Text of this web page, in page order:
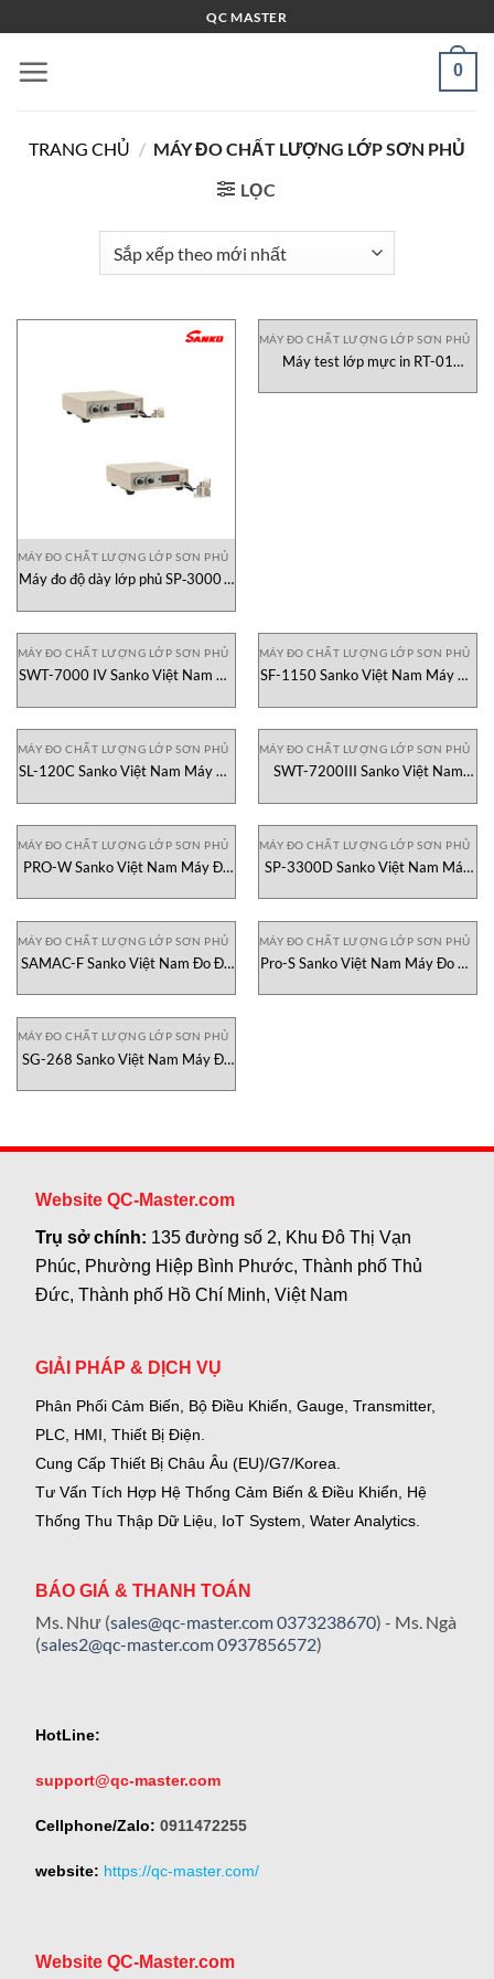
qua
nội
QC MASTER
0
TRANG CHỦ / MÁY ĐO CHẤT LƯỢNG LỚP SƠN PHỦ
LỌC
MÁY ĐO CHẤT LƯỢNG LỚP SƠN PHỦ
Máy đo độ dày lớp phủ SP‑3000 D
MÁY ĐO CHẤT LƯỢNG LỚP SƠN PHỦ
Máy test lớp mực in RT-01
MÁY ĐO CHẤT LƯỢNG LỚP SƠN PHỦ
SWT-7000 IV Sanko Việt Nam Đo
MÁY ĐO CHẤT LƯỢNG LỚP SƠN PHỦ
SF-1150 Sanko Việt Nam Máy Đo
MÁY ĐO CHẤT LƯỢNG LỚP SƠN PHỦ
SL-120C Sanko Việt Nam Máy Đo
MÁY ĐO CHẤT LƯỢNG LỚP SƠN PHỦ
SWT-7200III Sanko Việt Nam
MÁY ĐO CHẤT LƯỢNG LỚP SƠN PHỦ
PRO-W Sanko Việt Nam Máy Đo
MÁY ĐO CHẤT LƯỢNG LỚP SƠN PHỦ
SP-3300D Sanko Việt Nam Máy
MÁY ĐO CHẤT LƯỢNG LỚP SƠN PHỦ
SAMAC-F Sanko Việt Nam Đo Độ
MÁY ĐO CHẤT LƯỢNG LỚP SƠN PHỦ
Pro-S Sanko Việt Nam Máy Đo Độ
MÁY ĐO CHẤT LƯỢNG LỚP SƠN PHỦ
SG-268 Sanko Việt Nam Máy Đo
Website QC-Master.com
Trụ sở chính: 135 đường số 2, Khu Đô Thị Vạn
Phúc, Phường Hiệp Bình Phước, Thành phố Thủ
Đức, Thành phố Hồ Chí Minh, Việt Nam
GIẢI PHÁP & DỊCH VỤ
Phân Phối Cảm Biến, Bộ Điều Khiển, Gauge, Transmitter,
PLC, HMI, Thiết Bị Điện.
Cung Cấp Thiết Bị Châu Âu (EU)/G7/Korea.
Tư Vấn Tích Hợp Hệ Thống Cảm Biến & Điều Khiển, Hệ
Thống Thu Thập Dữ Liệu, IoT System, Water Analytics.
BÁO GIÁ & THANH TOÁN
Ms. Như (sales@qc-master.com0373238670) - Ms. Ngà
(sales2@qc-master.com0937856572)
HotLine:
support@qc-master.com
Cellphone/Zalo: 0911472255
website: https://qc-master.com/
Website QC-Master.com